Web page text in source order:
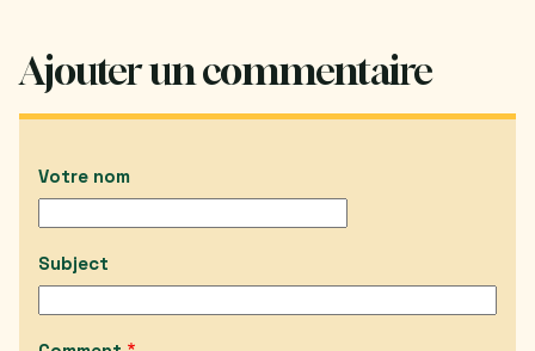
Ajouter un commentaire
Votre nom
Subject